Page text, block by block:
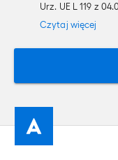
Urz. UE L 119 z
Czytaj więcej